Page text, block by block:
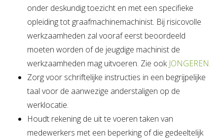
onder deskundig toezicht en met een specifieke
opleiding tot graafmachinemachinist. Bij risicovolle
werkzaamheden zal vooraf eerst beoordeeld
moeten worden of de jeugdige machinist de
werkzaamheden mag uitvoeren. Zie ook JONGEREN.
Zorg voor schriftelijke instructies in een begrijpelijke
taal voor de aanwezige anderstaligen op de
werklocatie.
Houdt rekening de uit te voeren taken van
medewerkers met een beperking of die gedeeltelijk